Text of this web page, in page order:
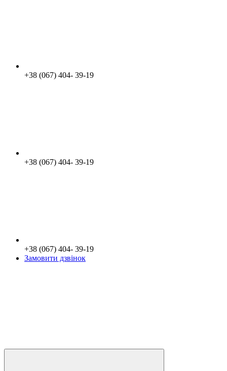
+38 (067) 404- 39-19
+38 (067) 404- 39-19
+38 (067) 404- 39-19
Замовити дзвінок